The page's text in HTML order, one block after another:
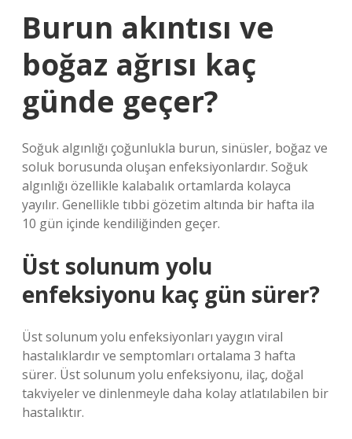
Burun akıntısı ve
boğaz ağrısı kaç
günde geçer?
Soğuk algınlığı çoğunlukla burun, sinüsler, boğaz ve
soluk borusunda oluşan enfeksiyonlardır. Soğuk
algınlığı özellikle kalabalık ortamlarda kolayca
yayılır. Genellikle tıbbi gözetim altında bir hafta ila
10 gün içinde kendiliğinden geçer.
Üst solunum yolu
enfeksiyonu kaç gün sürer?
Üst solunum yolu enfeksiyonları yaygın viral
hastalıklardır ve semptomları ortalama 3 hafta
sürer. Üst solunum yolu enfeksiyonu, ilaç, doğal
takviyeler ve dinlenmeyle daha kolay atlatılabilen bir
hastalıktır.